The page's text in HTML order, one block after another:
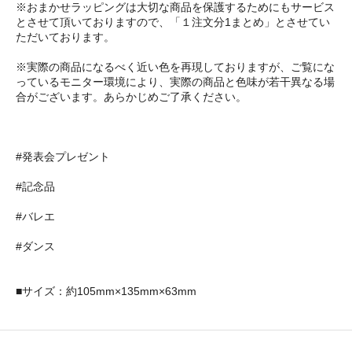
※おまかせラッピングは大切な商品を保護するためにもサービス
とさせて頂いておりますので、「１注文分1まとめ」とさせてい
ただいております。
※実際の商品になるべく近い色を再現しておりますが、ご覧にな
っているモニター環境により、実際の商品と色味が若干異なる場
合がございます。あらかじめご了承ください。
#発表会プレゼント
#記念品
#バレエ
#ダンス
■サイズ：約105mm×135mm×63mm